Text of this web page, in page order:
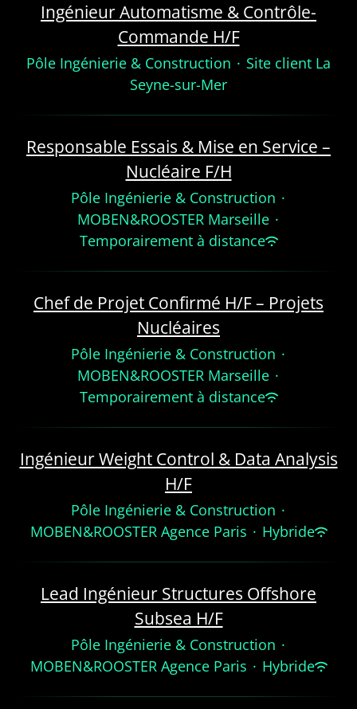
Ingénieur Automatisme & Contrôle-
Commande H/F
Pôle Ingénierie & Construction · Site client La
Seyne-sur-Mer
Responsable Essais & Mise en Service –
Nucléaire F/H
Pôle Ingénierie & Construction ·
MOBEN&ROOSTER Marseille ·
Temporairement à distance
Chef de Projet Confirmé H/F – Projets
Nucléaires
Pôle Ingénierie & Construction ·
MOBEN&ROOSTER Marseille ·
Temporairement à distance
Ingénieur Weight Control & Data Analysis
H/F
Pôle Ingénierie & Construction ·
MOBEN&ROOSTER Agence Paris · Hybride
Lead Ingénieur Structures Offshore
Subsea H/F
Pôle Ingénierie & Construction ·
MOBEN&ROOSTER Agence Paris · Hybride